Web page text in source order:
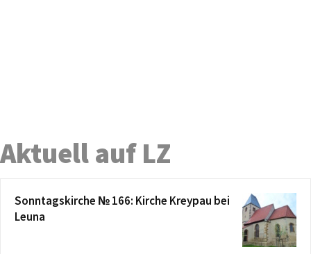
Aktuell auf LZ
Sonntagskirche № 166: Kirche Kreypau bei
Leuna